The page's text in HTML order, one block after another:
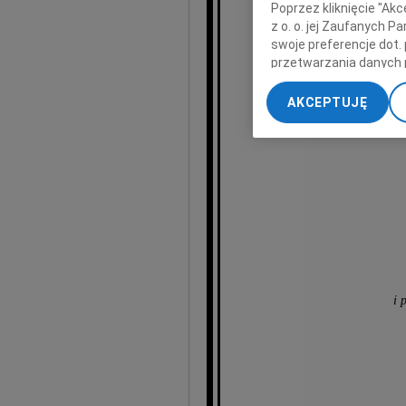
i
Poprzez kliknięcie
z o. o. jej Zaufanych
swoje preferencje dot.
przetwarzania danych
„Ustawienia
My, nasi Zaufani
dokładnych danych
Przechowywanie
treści, badnie
AKCEPTUJĘ